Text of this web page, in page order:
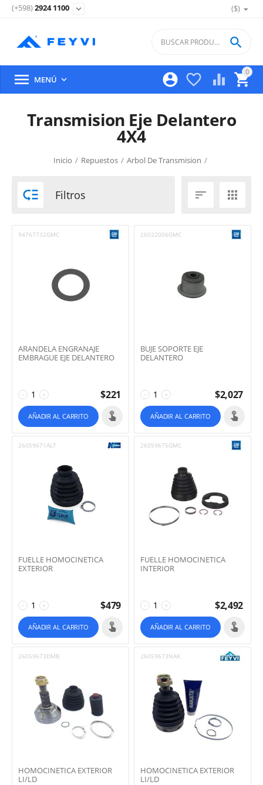
($)
(+598)2924 1100 expand_more
0

 


 MENÚ 
Transmision Eje Delantero
4X4
Inicio / Repuestos / Arbol De Transmision /
 Filtros  
94767732GMC
ARANDELA ENGRANAJE
EMBRAGUE EJE DELANTERO
+
− $221
AÑADIR AL CARRITO
26022006GMC
BUJE SOPORTE EJE
DELANTERO
+
− $2,027
AÑADIR AL CARRITO
26059671ALT
FUELLE HOMOCINETICA
EXTERIOR
+
− $479
AÑADIR AL CARRITO
26059675GMC
FUELLE HOMOCINETICA
INTERIOR
+
− $2,492
AÑADIR AL CARRITO
26059673DMB
HOMOCINETICA EXTERIOR
LI/LD
26059673NAK
HOMOCINETICA EXTERIOR
LI/LD